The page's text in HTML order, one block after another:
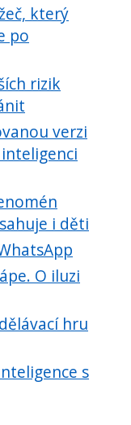
který
po
rizik
verzi
i děti
O iluzi
hru
s